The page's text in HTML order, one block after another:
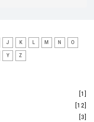
J K M N O
Y Z
[1]
[12]
[3]